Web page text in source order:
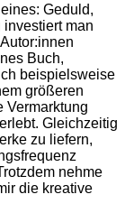
Geduld,
investiert man
Buch,
beispielsweise
größeren
Vermarktung
Gleichzeitig
zu liefern,
nehme
die kreative